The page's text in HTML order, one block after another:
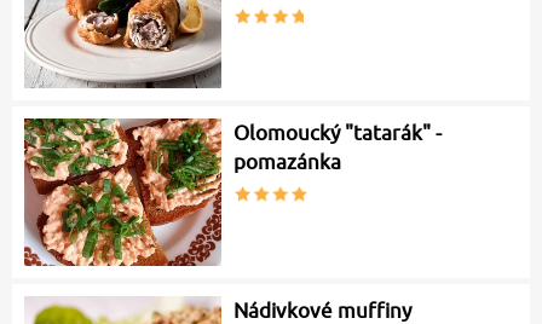
Olomoucký "tatarák" -
pomazánka
Nádivkové muffiny